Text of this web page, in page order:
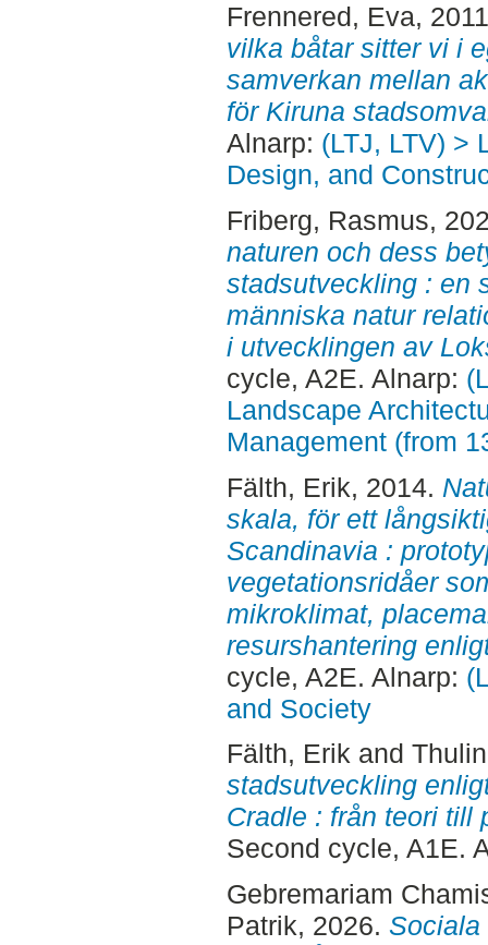
Frennered, Eva,
vilka båtar sitter vi i
samverkan mellan
för Kiruna
Alnarp: (LTJ, LTV) >
Design, and
Friberg, Rasmus,
naturen och dess
stadsutveckling : en
människa natur
i utvecklingen av
cycle, A2E. Alnarp:
Landscape
Management (from
Fälth, Erik, 2014.
skala, för ett
Scandinavia :
vegetationsridåer
mikroklimat,
resurshantering
cycle, A2E. Alnarp:
and Society
Fälth, Erik and
stadsutveckling
Cradle : från teori till
Second cycle, A1E.
Gebremariam
Patrik, 2026. Sociala